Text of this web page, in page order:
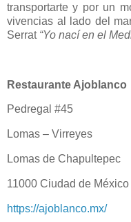
transportarte y por un
vivencias al lado del
Serrat “Yo nací en el
Restaurante Ajoblanco
Pedregal #45
Lomas – Virreyes
Lomas de Chapultepec
11000 Ciudad de México
https://ajoblanco.mx/